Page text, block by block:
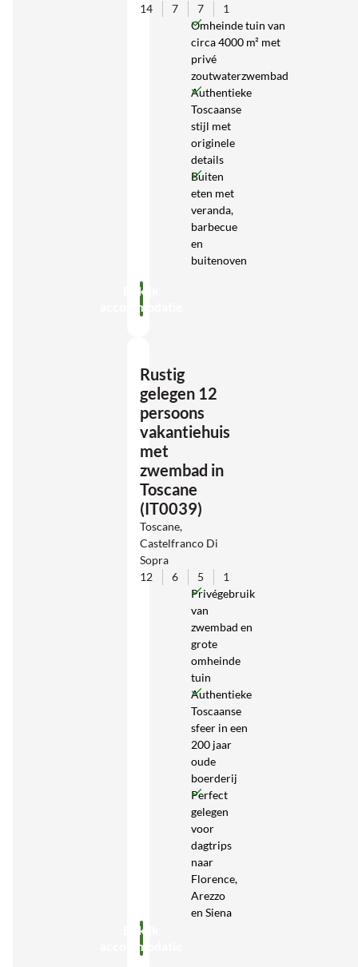
14
7 7
1
Omheinde tuin van
circa 4000 m² met
privé
zoutwaterzwembad
Authentieke
Toscaanse
stijl met
originele
details
Buiten
eten met
veranda,
barbecue
en
buitenoven
Bekijk
accommodatie
Rustig
gelegen 12
persoons
vakantiehuis
met
zwembad in
Toscane
(IT0039)
Toscane,
Castelfranco Di
Sopra
12
6 5
1
Privégebruik
van
zwembad en
grote
omheinde
tuin
Authentieke
Toscaanse
sfeer in een
200 jaar
oude
boerderij
Perfect
gelegen
voor
dagtrips
naar
Florence,
Arezzo
en Siena
Bekijk
accommodatie